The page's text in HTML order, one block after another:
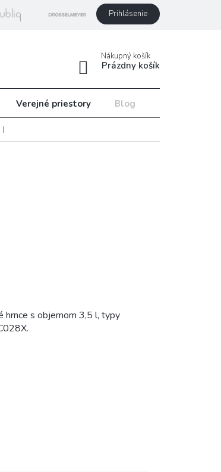
Prihlásenie
Nákupný košík
Prázdny košík
Verejné priestory Blog
l
hrnce s objemom 3,5 l, typy